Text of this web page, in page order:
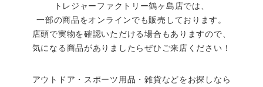
トレジャーファクトリー鶴ヶ島店では、
一部の商品をオンラインでも販売しております。
店頭で実物を確認いただける場合もありますので、
気になる商品がありましたらぜひご来店ください！
アウトドア・スポーツ用品・雑貨などをお探しなら